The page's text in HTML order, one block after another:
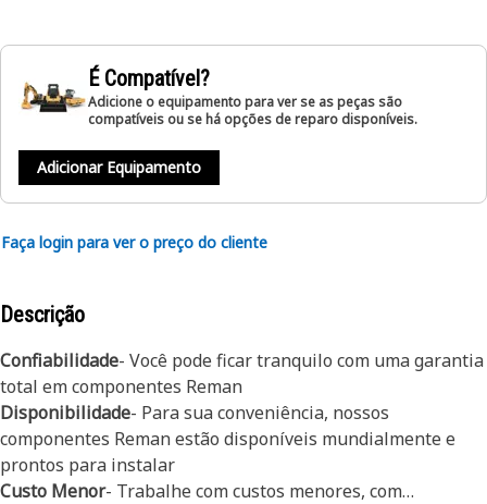
É Compatível?
Adicione o equipamento para ver se as peças são
compatíveis ou se há opções de reparo disponíveis.
Adicionar Equipamento
Faça login para ver o preço do cliente
Descrição
Confiabilidade- Você pode ficar tranquilo com uma garantia
total em componentes Reman
Disponibilidade- Para sua conveniência, nossos
componentes Reman estão disponíveis mundialmente e
prontos para instalar
Custo Menor- Trabalhe com custos menores, com